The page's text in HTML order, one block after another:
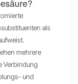
als
mehrere
Verbindung
und